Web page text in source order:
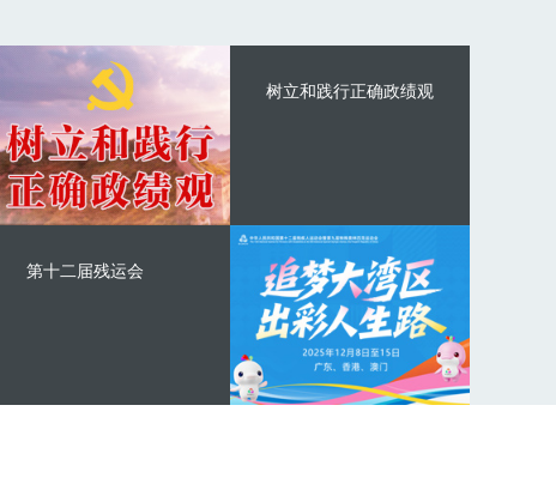
树立和践行正确政绩观
第十二届残运会